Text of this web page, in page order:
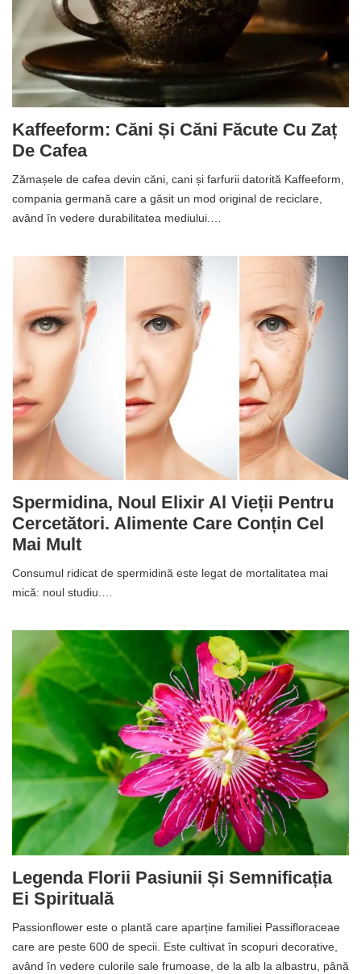
Kaffeeform: Căni Și Căni Făcute Cu Zaț
De Cafea
Zămașele de cafea devin căni, cani și farfurii datorită Kaffeeform,
compania germană care a găsit un mod original de reciclare,
având în vedere durabilitatea mediului.…
Spermidina, Noul Elixir Al Vieții Pentru
Cercetători. Alimente Care Conțin Cel
Mai Mult
Consumul ridicat de spermidină este legat de mortalitatea mai
mică: noul studiu.…
Legenda Florii Pasiunii Și Semnificația
Ei Spirituală
Passionflower este o plantă care aparține familiei Passifloraceae
care are peste 600 de specii. Este cultivat în scopuri decorative,
având în vedere culorile sale frumoase, de la alb la albastru, până